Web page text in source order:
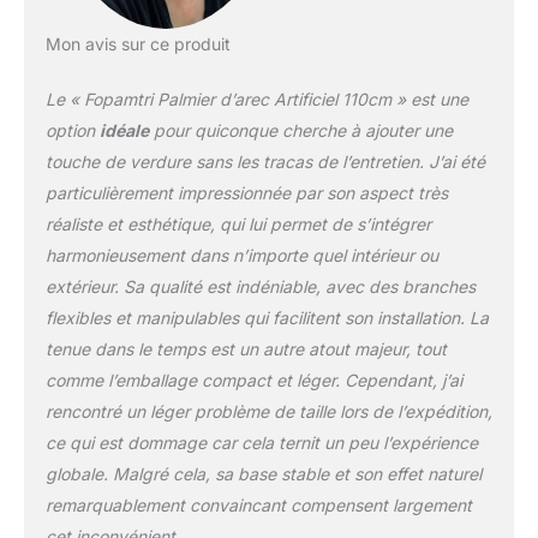
artificiel est fabriqué dans un
matériau en polyester durable
et de qualité supérieure, la
base est en ciment solide qui,
pour empêcher les enfants,
les animaux de compagnie de
le renverser 110 cm de haut
diamètre * 13 cm de hauteur),
10 troncs réalistes amovibles,
faciles à assembler et légers,
il peut être placé et transporté
désirez
Mon avis sur ce produit
Le « Fopamtri Palmier d’arec Artificiel 110cm » est une
option idéalepour quiconque cherche à ajouter une
touche de verdure sans les tracas de l’entretien. J’ai été
particulièrement impressionnée par son aspect très
réaliste et esthétique, qui lui permet de s’intégrer
harmonieusement dans n’importe quel intérieur ou
extérieur. Sa qualité est indéniable, avec des branches
flexibles et manipulables qui facilitent son installation. La
tenue dans le temps est un autre atout majeur, tout
comme l’emballage compact et léger. Cependant, j’ai
rencontré un léger problème de taille lors de l’expédition,
ce qui est dommage car cela ternit un peu l’expérience
globale. Malgré cela, sa base stable et son effet naturel
remarquablement convaincant compensent largement